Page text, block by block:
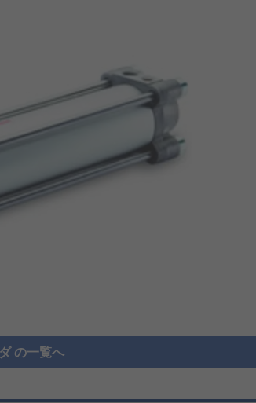
の一覧へ